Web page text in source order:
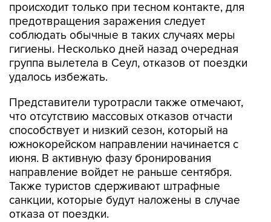
происходит только при тесном контакте, для
предотвращения заражения следует
соблюдать обычные в таких случаях меры
гигиены. Несколько дней назад очередная
группа вылетела в Сеул, отказов от поездки
удалось избежать.
Представители туротрасли также отмечают,
что отсутствию массовых отказов отчасти
способствует и низкий сезон, который на
южнокорейском направлении начинается с
июня. В активную фазу бронирования
направление войдет не раньше сентября.
Также туристов сдерживают штрафные
санкции, которые будут наложены в случае
отказа от поездки.